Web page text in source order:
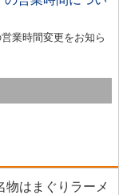
業時間変更をお知ら
物はまぐりラーメ